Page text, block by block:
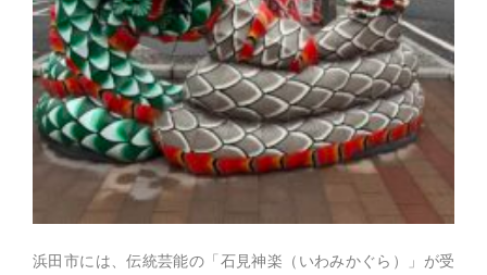
浜田市には、伝統芸能の「石見神楽（いわみかぐら）」が受